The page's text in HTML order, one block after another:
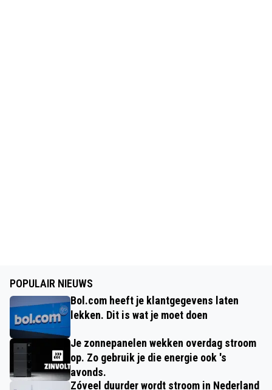
POPULAIR NIEUWS
Bol.com heeft je klantgegevens laten
lekken. Dit is wat je moet doen
Je zonnepanelen wekken overdag stroom
op. Zo gebruik je die energie ook 's
avonds.
Zóveel duurder wordt stroom in Nederland